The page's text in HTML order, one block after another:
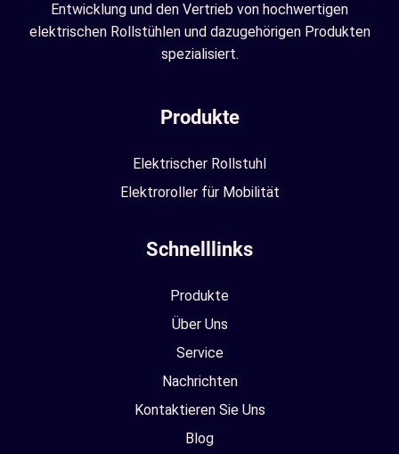
Entwicklung und den Vertrieb von hochwertigen
elektrischen Rollstühlen und dazugehörigen Produkten
spezialisiert.
Produkte
Elektrischer Rollstuhl
Elektroroller für Mobilität
Schnelllinks
Produkte
Über Uns
Service
Nachrichten
Kontaktieren Sie Uns
Blog